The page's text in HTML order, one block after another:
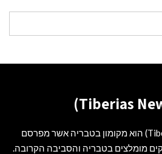
חדשות טבריה (Tiberias News) הוא מקומון בטבריה אשר מפרסם
מומלצים בטבריה והסביבה הקרובה.